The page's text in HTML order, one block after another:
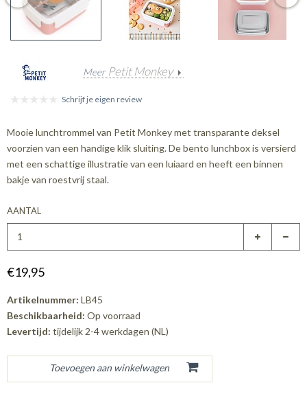
Meer Petit Monkey
Schrijf je eigen review
Mooie lunchtrommel van Petit Monkey met transparante deksel
voorzien van een handige klik sluiting. De bento lunchbox is versierd
met een schattige illustratie van een luiaard en heeft een binnen
bakje van roestvrij staal.
AANTAL
€19,95
Artikelnummer: LB45
Beschikbaarheid: Op voorraad
Levertijd: tijdelijk 2-4 werkdagen (NL)